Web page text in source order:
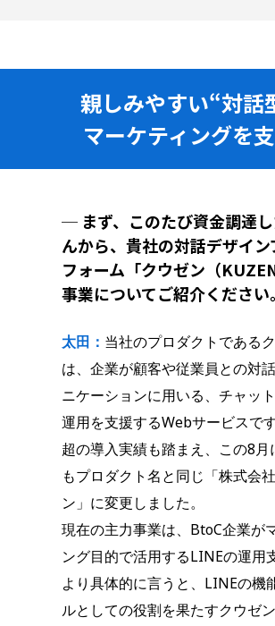
親しみやすい“対話
マーケティングを
─ まず、このたび資金調達
んから、貴社の対話デザイン
フォーム「クウゼン（
事業についてご紹介ください。
太田： 当社のプロダクトである
は、企業が顧客や従業員との対
ニケーションに用いる、チャッ
運用を支援するWebサービスで
超の導入実績も踏まえ、この8月
もプロダクト名と同じ「株式会
ン」に変更しました。
現在の主力事業は、BtoC企業が
ング目的で活用するLINEの運用
より具体的に言うと、LINEの機
ルとしての役割を果たすクウゼ